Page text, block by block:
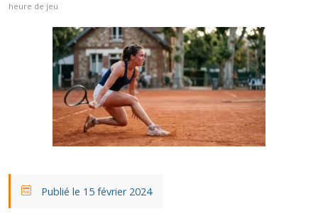
heure de jeu
Publié le 15 février 2024